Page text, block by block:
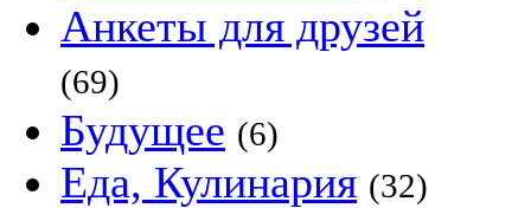
Анкеты для друзей
(69)
Будущее (6)
Еда, Кулинария (32)